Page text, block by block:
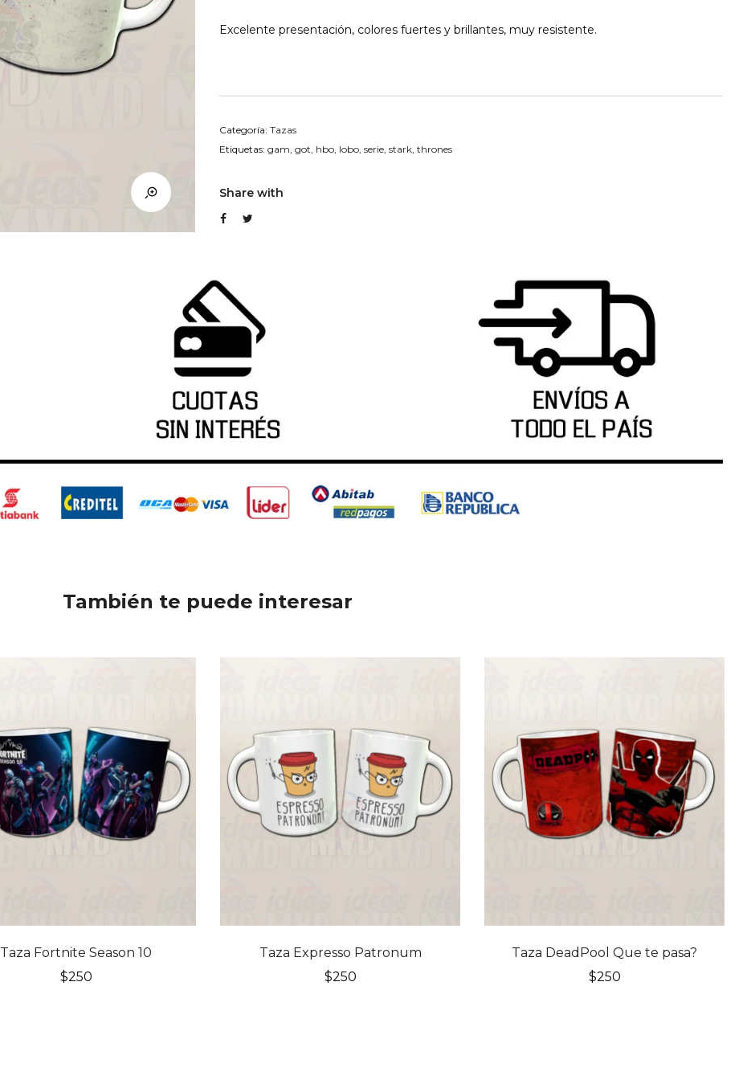
Excelente presentación, colores fuertes y brillantes, muy resistente.
Categoría: Tazas
Etiquetas: gam, got, hbo, lobo, serie, stark, thrones
Share with
También te puede interesar
Taza Fortnite Season 10
$250
Taza Expresso Patronum
$250
Taza DeadPool Que te pasa?
$250